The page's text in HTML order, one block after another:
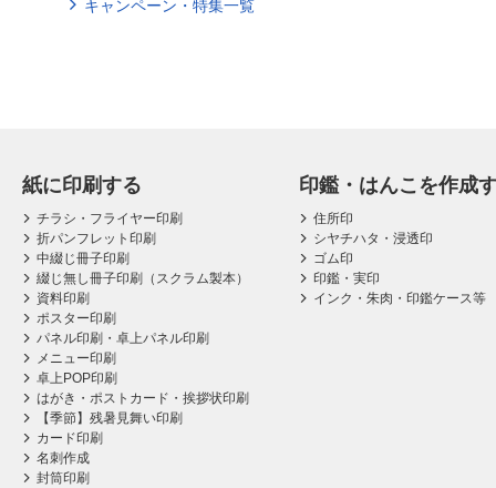
キャンペーン・特集一覧
紙に印刷する
チラシ・フライヤー印刷
折パンフレット印刷
中綴じ冊子印刷
綴じ無し冊子印刷（スクラム製本）
資料印刷
ポスター印刷
パネル印刷・卓上パネル印刷
メニュー印刷
卓上POP印刷
はがき・ポストカード・挨拶状印刷
【季節】残暑見舞い印刷
カード印刷
名刺作成
封筒印刷
印鑑・はんこを作成
住所印
シヤチハタ・浸透印
ゴム印
印鑑・実印
インク・朱肉・印鑑ケース等